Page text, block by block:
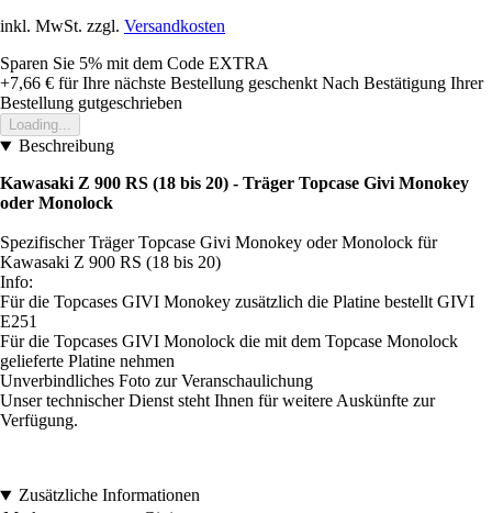
inkl. MwSt. zzgl. Versandkosten
Sparen Sie 5% mit dem Code EXTRA
+7,66 € für Ihre nächste Bestellung geschenkt Nach Bestätigung Ihrer
Bestellung gutgeschrieben
Loading...
Beschreibung
Kawasaki Z 900 RS (18 bis 20) - Träger Topcase Givi Monokey
oder Monolock
Spezifischer Träger Topcase Givi Monokey oder Monolock für
Kawasaki Z 900 RS (18 bis 20)
Info:
Für die Topcases GIVI Monokey zusätzlich die Platine bestellt GIVI
E251
Für die Topcases GIVI Monolock die mit dem Topcase Monolock
gelieferte Platine nehmen
Unverbindliches Foto zur Veranschaulichung
Unser technischer Dienst steht Ihnen für weitere Auskünfte zur
Verfügung.
Zusätzliche Informationen